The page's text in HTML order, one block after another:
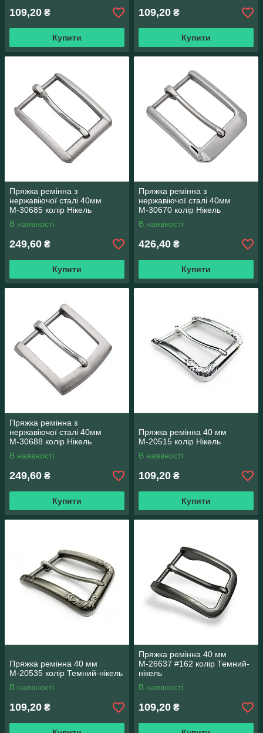
109,20 ₴
Купити
109,20 ₴
Купити
Пряжка ремінна з
нержавіючої сталі 40мм
М-30685 колір Нікель
В наявності
249,60 ₴
Купити
Пряжка ремінна з
нержавіючої сталі 40мм
М-30670 колір Нікель
В наявності
426,40 ₴
Купити
Пряжка ремінна з
нержавіючої сталі 40мм
М-30688 колір Нікель
В наявності
249,60 ₴
Купити
Пряжка ремінна 40 мм
М-20515 колір Нікель
В наявності
109,20 ₴
Купити
Пряжка ремінна 40 мм
М-20535 колір Темний-нікель
В наявності
109,20 ₴
Пряжка ремінна 40 мм
М-26637 #162 колір Темний-
нікель
В наявності
109,20 ₴